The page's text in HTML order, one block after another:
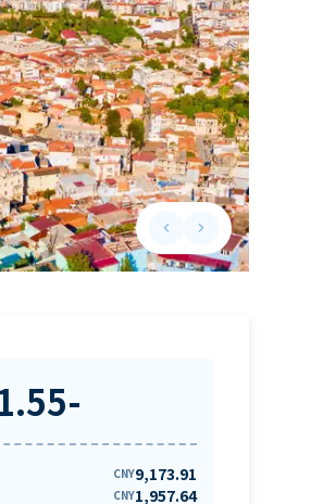
keyboard_arrow_leftPrevious slide
keyboard_arrow_rightNext slide
-
CNY9,173.91
CNY1,957.64